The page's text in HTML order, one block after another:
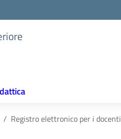
Registro elettronico per i docenti